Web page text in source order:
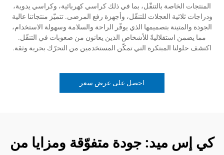
بالتنقّل، بما في ذلك كراسي كهربائية، وكراسي يدوية،
العجلات للتنقّل، وأجهزة رفع المرضى. تتميّز منتجاتنا عالية
بتصميمها الذي يوفّر الراحة والسلامة وسهولة الاستخدام،
للأشخاص الذين يعانون من صعوبات في التنقّل.
المبتكرة التي تمكّن المستخدمين من التحرّك بحرية وثقة.
احصل على عرض سعر
جودة متفوّقة ومزايا من